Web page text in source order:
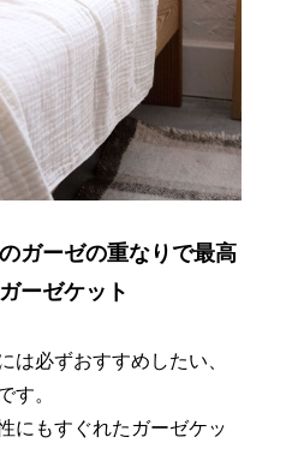
ガーゼの重なりで最高
ーゼケット
は必ずおすすめしたい、
す。
にもすぐれたガーゼケッ